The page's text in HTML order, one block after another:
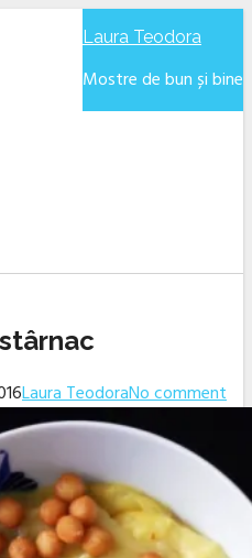
Laura Teodora
Mostre de bun și bine
Laura TeodoraNo comment